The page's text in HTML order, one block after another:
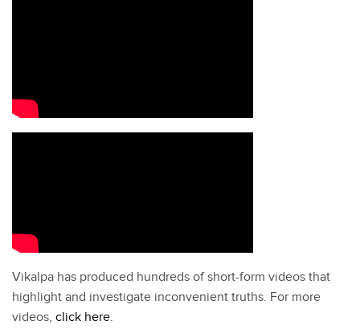
Vikalpa has produced hundreds of short-form videos that
highlight and investigate inconvenient truths. For more
videos, click here.